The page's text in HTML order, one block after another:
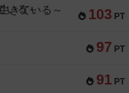
103 PT
きている～
97 PT
91 PT